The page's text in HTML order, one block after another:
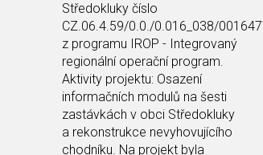
Středokluky číslo
CZ.06.4.59/0.0./0.016_038/
z programu IROP - Integrovaný
regionální operační program.
Aktivity projektu: Osazení
informačních modulů na šesti
zastávkách v obci Středokluky
a rekonstrukce nevyhovujícího
chodníku. Na projekt byla